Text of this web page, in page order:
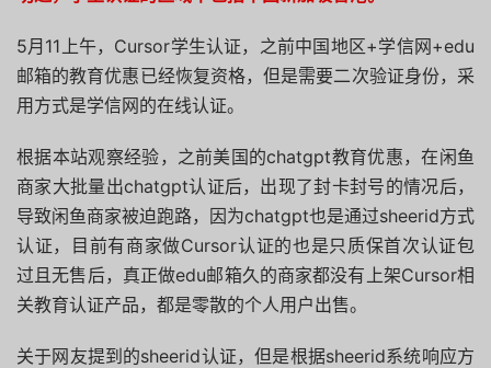
5月11上午，Cursor学生认证，之前中国地区+学信网+edu
邮箱的教育优惠已经恢复资格，但是需要二次验证身份，采
用方式是学信网的在线认证。
根据本站观察经验，之前美国的chatgpt教育优惠，在闲鱼
商家大批量出chatgpt认证后，出现了封卡封号的情况后，
导致闲鱼商家被迫跑路，因为chatgpt也是通过sheerid方式
认证，目前有商家做Cursor认证的也是只质保首次认证包
过且无售后，真正做edu邮箱久的商家都没有上架Cursor相
关教育认证产品，都是零散的个人用户出售。
关于网友提到的sheerid认证，但是根据sheerid系统响应方